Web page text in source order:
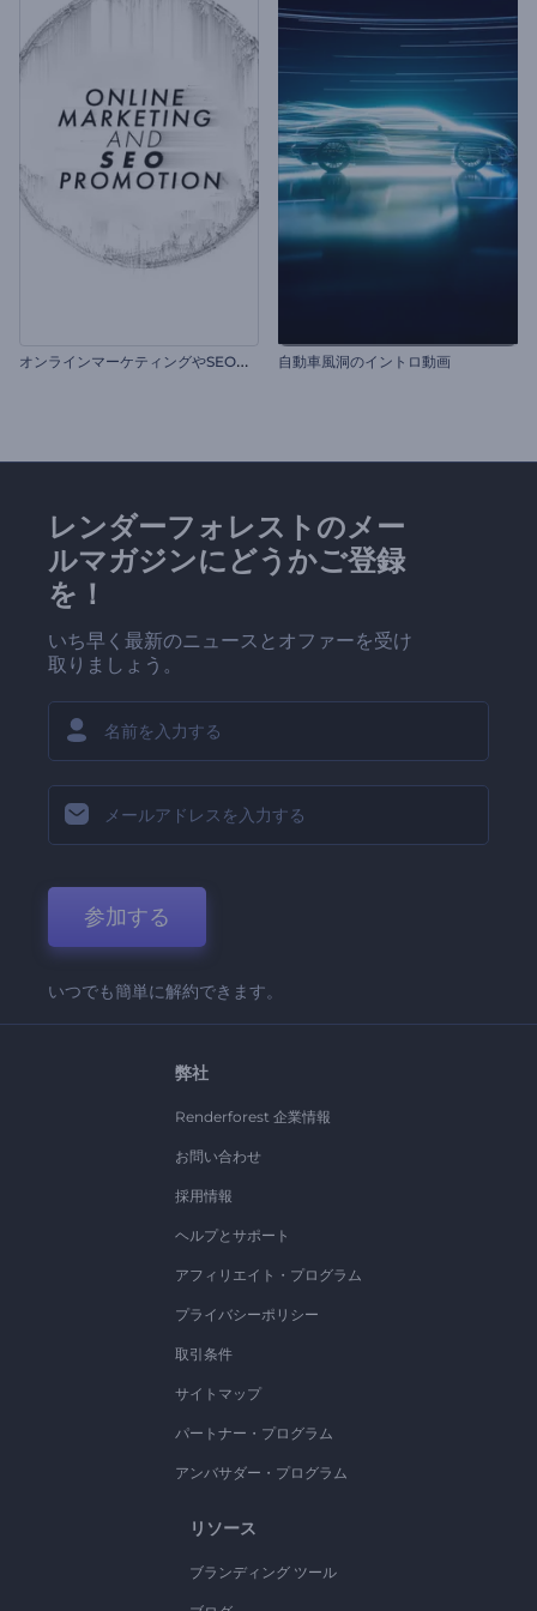
オ
ンラインマーケティングやSEOプロモーション 自動車風洞のイントロ動画
レンダーフォレストのメー
ルマガジンにどうかご登録
を！
いち早く最新のニュースとオファーを受け
取りましょう。
参加する
いつでも簡単に解約できます。
弊社
Renderforest 企業情報
お問い合わせ
採用情報
ヘルプとサポート
アフィリエイト・プログラム
プライバシーポリシー
取引条件
サイトマップ
パートナー・プログラム
アンバサダー・プログラム
リソース
ブランディング ツール